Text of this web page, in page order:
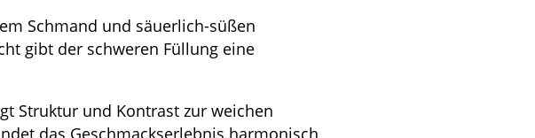
Schmand und säuerlich-süßen
gibt der schweren Füllung eine
Struktur und Kontrast zur weichen